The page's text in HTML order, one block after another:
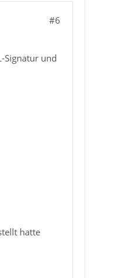
#6
Signatur und
hatte